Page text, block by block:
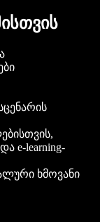
e-learning-
ხმოვანი